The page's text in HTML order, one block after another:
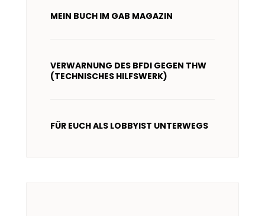
MEIN BUCH IM GAB MAGAZIN
VERWARNUNG DES BFDI GEGEN THW
(TECHNISCHES HILFSWERK)
FÜR EUCH ALS LOBBYIST UNTERWEGS